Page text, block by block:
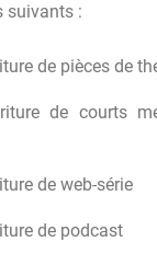
suivants :
de pièces de
de courts
de web-série
de podcast